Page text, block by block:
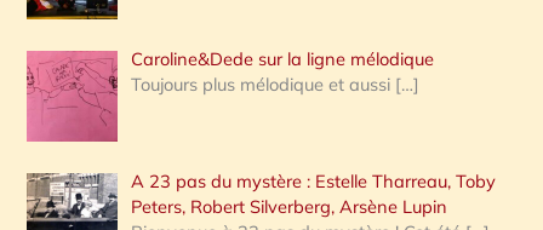
Caroline&Dede sur la ligne mélodique
Toujours plus mélodique et aussi […]
A 23 pas du mystère : Estelle Tharreau, Toby
Peters, Robert Silverberg, Arsène Lupin